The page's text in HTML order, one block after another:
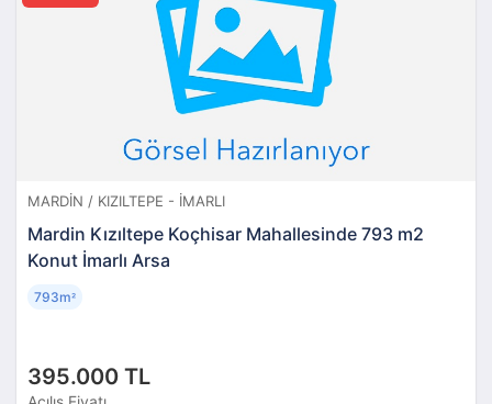
MARDIN / KIZILTEPE - İMARLI
Mardin Kızıltepe Koçhisar Mahallesinde 793 m2
Konut İmarlı Arsa
395.000 TL
793m²